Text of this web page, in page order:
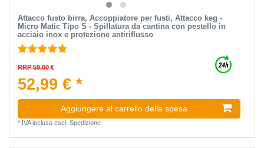
Attacco fusto birra, Accoppiatore per fusti, Attacco keg -
Micro Matic Tipo S - Spillatura da cantina con pestello in
acciaio inox e protezione antiriflusso
RRP 59,00 €
52,99 € *
Aggiungere al carrello della spesa
* IVA inclusaescl. Spedizione